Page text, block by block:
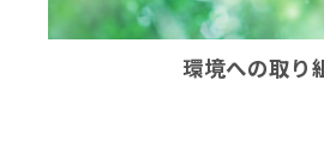
環境への取り